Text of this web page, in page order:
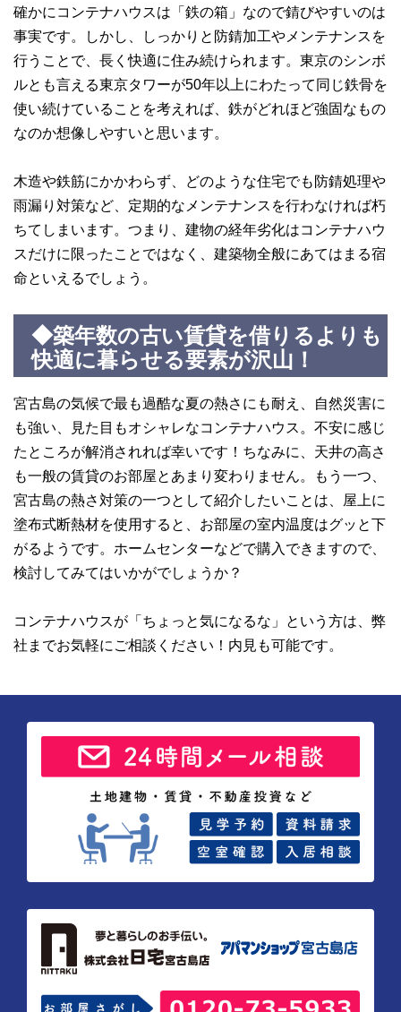
確かにコンテナハウスは「鉄の箱」なので錆びやすいのは
事実です。しかし、しっかりと防錆加工やメンテナンスを
行うことで、長く快適に住み続けられます。東京のシンボ
ルとも言える東京タワーが50年以上にわたって同じ鉄骨を
使い続けていることを考えれば、鉄がどれほど強固なもの
なのか想像しやすいと思います。
木造や鉄筋にかかわらず、どのような住宅でも防錆処理や
雨漏り対策など、定期的なメンテナンスを行わなければ朽
ちてしまいます。つまり、建物の経年劣化はコンテナハウ
スだけに限ったことではなく、建築物全般にあてはまる宿
命といえるでしょう。
◆築年数の古い賃貸を借りるよりも
快適に暮らせる要素が沢山！
宮古島の気候で最も過酷な夏の熱さにも耐え、自然災害に
も強い、見た目もオシャレなコンテナハウス。不安に感じ
たところが解消されれば幸いです！ちなみに、天井の高さ
も一般の賃貸のお部屋とあまり変わりません。もう一つ、
宮古島の熱さ対策の一つとして紹介したいことは、屋上に
塗布式断熱材を使用すると、お部屋の室内温度はグッと下
がるようです。ホームセンターなどで購入できますので、
検討してみてはいかがでしょうか？
コンテナハウスが「ちょっと気になるな」という方は、弊
社までお気軽にご相談ください！内見も可能です。